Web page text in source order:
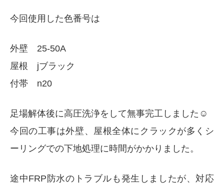
今回使用した色番号は
外壁 25-50A
屋根 jブラック
付帯 n20
足場解体後に高圧洗浄をして無事完工しました☺️
今回の工事は外壁、屋根全体にクラックが多くシ
ーリングでの下地処理に時間がかかりました。
途中FRP防水のトラブルも発生しましたが、対応